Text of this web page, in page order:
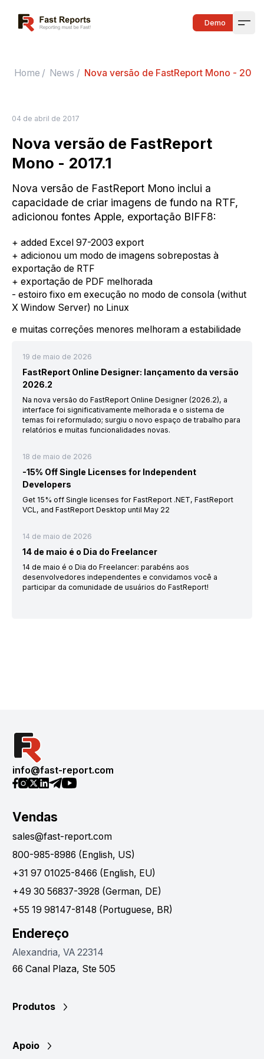
Fast Reports Demo
Home / News / Nova versão de FastReport Mono -
04 de abril de 2017
Nova versão de FastReport
Mono - 2017.1
Nova versão de FastReport Mono inclui a
capacidade de criar imagens de fundo na RTF,
adicionou fontes Apple, exportação BIFF8:
+ added Excel 97-2003 export
+ adicionou um modo de imagens sobrepostas à
exportação de RTF
+ exportação de PDF melhorada
- estoiro fixo em execução no modo de consola (withut
X Window Server) no Linux
e muitas correções menores melhoram a estabilidade
19 de maio de 2026
FastReport Online Designer: lançamento da versão
2026.2
Na nova versão do FastReport Online Designer (2026.2), a
interface foi significativamente melhorada e o sistema de
temas foi reformulado; surgiu o novo espaço de trabalho para
relatórios e muitas funcionalidades novas.
18 de maio de 2026
-15% Off Single Licenses for Independent
Developers
Get 15% off Single licenses for FastReport .NET, FastReport
VCL, and FastReport Desktop until May 22
14 de maio de 2026
14 de maio é o Dia do Freelancer
14 de maio é o Dia do Freelancer: parabéns aos
desenvolvedores independentes e convidamos você a
participar da comunidade de usuários do FastReport!
info@fast-report.com
Vendas
sales@fast-report.com
800-985-8986 (English, US)
+31 97 01025-8466 (English, EU)
+49 30 56837-3928 (German, DE)
+55 19 98147-8148 (Portuguese, BR)
Endereço
Alexandria, VA 22314
66 Canal Plaza, Ste 505
Produtos
Apoio